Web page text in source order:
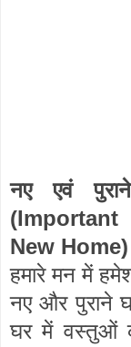
नए एवं
New Home)
हमारे मन में
नए और पुराने
घर में वस्तुओं